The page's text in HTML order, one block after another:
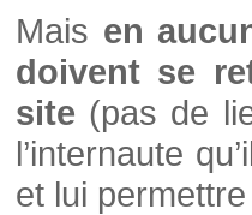
Mais en
doivent se
site (pas de
l’internaute
et lui